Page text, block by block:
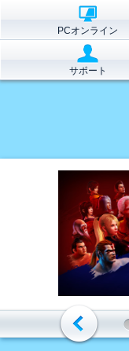
PCオンライン
サポート